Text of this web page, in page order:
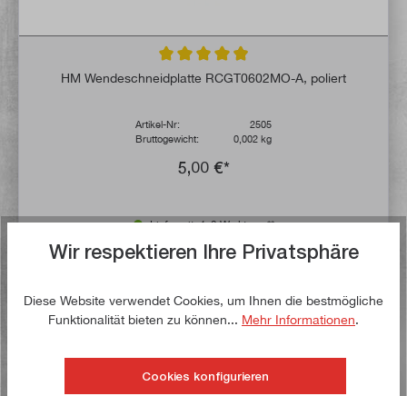
Durchschnittliche Bewertung von 4.9 von
HM Wendeschneidplatte RCGT0602MO-A, poliert
Artikel-Nr:
2505
Bruttogewicht:
0,002 kg
5,00 €*
Lieferzeit: 1-3 Werktage **
In den Warenkorb
Auf die Wunschliste
Jetzt kaufen!
Wir respektieren Ihre Privatsphäre
Diese Website verwendet Cookies, um Ihnen die bestmögliche
Funktionalität bieten zu können... Mehr Informationen.
Cookies konfigurieren